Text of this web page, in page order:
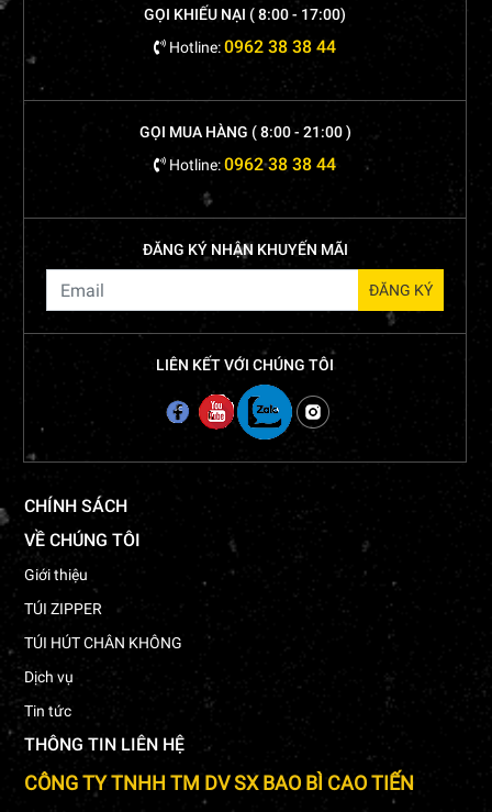
trắng đúng chuẩn nhé!
sản xuất túi zipper chỉ trắng
chất lượng và giá thành hợp
GỌI KHIẾU NẠI ( 8:00 - 17:00)
Hotline:0962 38 38 44
GỌI MUA HÀNG ( 8:00 - 21:00 )
Hotline:0962 38 38 44
ĐĂNG KÝ NHẬN KHUYẾN MÃI
LIÊN KẾT VỚI CHÚNG TÔI
CHÍNH SÁCH
VỀ CHÚNG TÔI
Giới thiệu
TÚI ZIPPER
TÚI HÚT CHÂN KHÔNG
Dịch vụ
Tin tức
THÔNG TIN LIÊN HỆ
CÔNG TY TNHH TM DV SX BAO BÌ CAO TIẾN